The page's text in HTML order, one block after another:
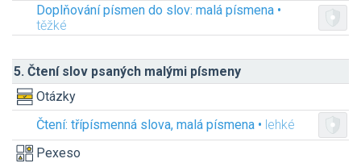
Doplňování písmen do slov: malá písmena •
těžké
5. Čtení slov psaných malými písmeny
Otázky
Čtení: třípísmenná slova, malá písmena • lehké
Pexeso